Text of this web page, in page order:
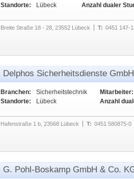
Standorte:
Lübeck
Anzahl dualer
Breite Straße 18 - 28, 23552 Lübeck T: 0451 147-
Delphos Sicherheitsdienste GmbH
Branchen:
Sicherheitstechnik
Standorte:
Lübeck
Mitarbeiter:
Anzahl
Hafenstraße 1 b, 23568 Lübeck T: 0451 580875-0
G. Pohl-Boskamp GmbH & Co.